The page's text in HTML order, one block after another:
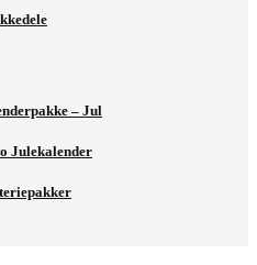
– Jul
Julekalender